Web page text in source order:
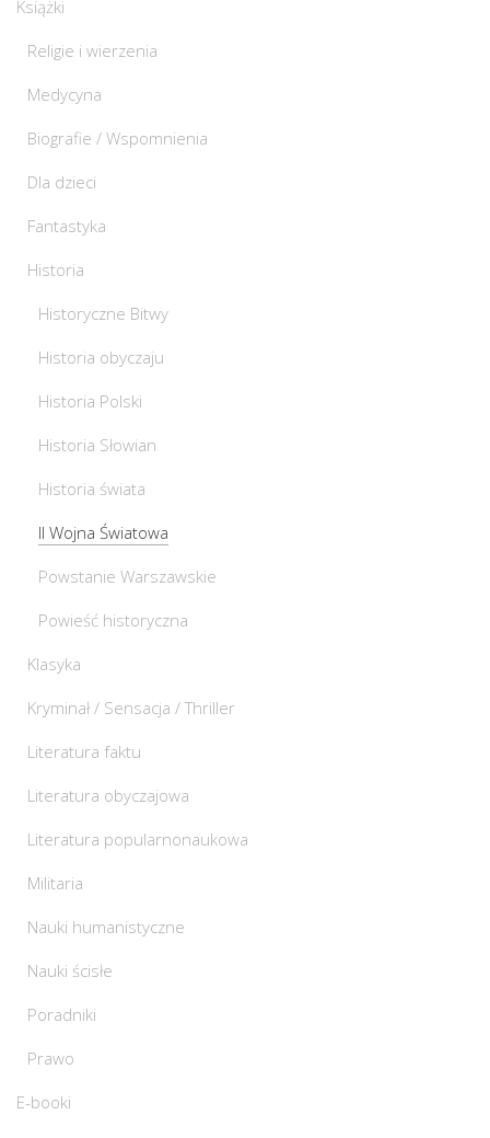
Książki
Religie i wierzenia
Medycyna
Biografie / Wspomnienia
Dla dzieci
Fantastyka
Historia
Historyczne Bitwy
Historia obyczaju
Historia Polski
Historia Słowian
Historia świata
II Wojna Światowa
Powstanie Warszawskie
Powieść historyczna
Klasyka
Kryminał / Sensacja / Thriller
Literatura faktu
Literatura obyczajowa
Literatura popularnonaukowa
Militaria
Nauki humanistyczne
Nauki ścisłe
Poradniki
Prawo
E-booki